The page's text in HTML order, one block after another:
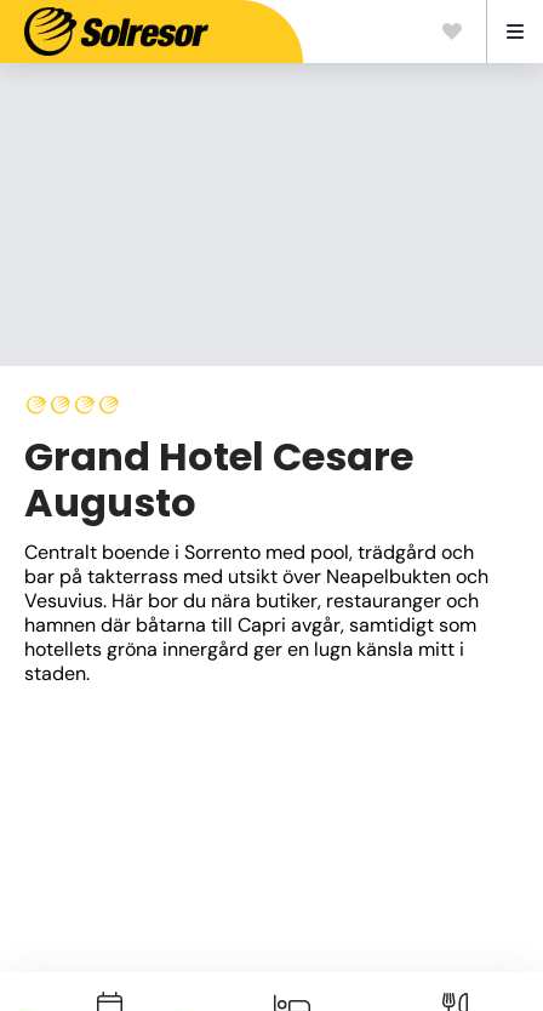
Grand Hotel Cesare
Augusto
Centralt boende i Sorrento med pool, trädgård och
bar på takterrass med utsikt över Neapelbukten och
Vesuvius. Här bor du nära butiker, restauranger och
hamnen där båtarna till Capri avgår, samtidigt som
hotellets gröna innergård ger en lugn känsla mitt i
staden.